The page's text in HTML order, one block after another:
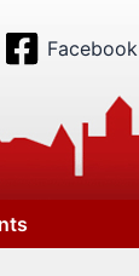
Facebook